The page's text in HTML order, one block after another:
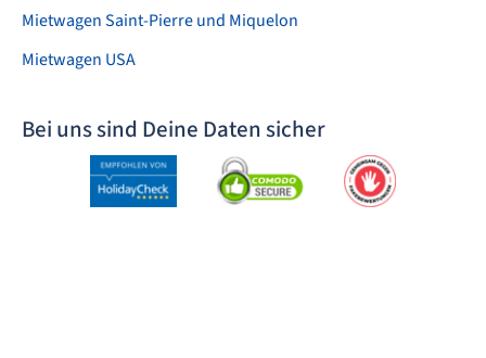
Mietwagen Saint-Pierre und Miquelon
Mietwagen USA
Bei uns sind Deine Daten sicher